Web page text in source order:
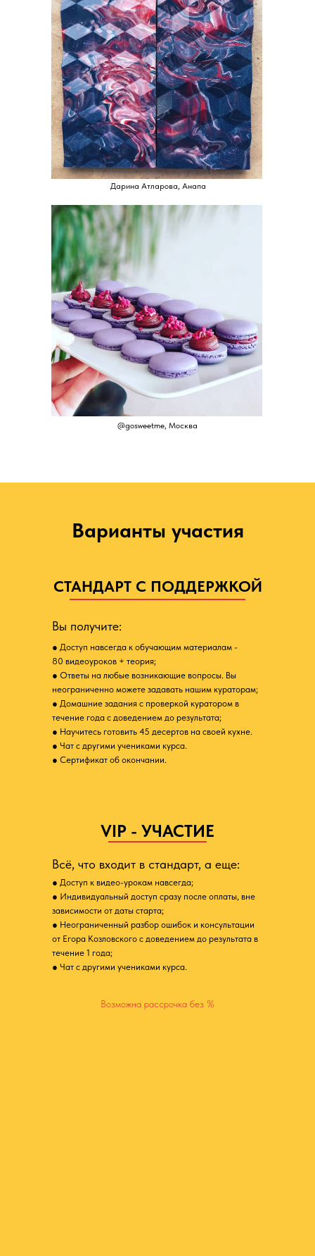
@gosweetme, Москва
Дарина Атларова, Анапа
Варианты участия
СТАНДАРТ С ПОДДЕРЖКОЙ
Вы получите:
● Доступ навсегда к обучающим материалам -
80 видеоуроков + теория;
● Ответы на любые возникающие вопросы. Вы
неограниченно можете задавать нашим кураторам;
● Домашние задания с проверкой куратором в
течение года с доведением до результата;
● Научитесь готовить 45 десертов на своей кухне.
● Чат с другими учениками курса.
● Сертификат об окончании.
VIP - УЧАСТИЕ
Всё, что входит в стандарт, а еще:
● Доступ к видео-урокам навсегда;
● Индивидуальный доступ сразу после оплаты, вне
зависимости от даты старта;
● Неограниченный разбор ошибок и консультации
от Егора Козловского с доведением до результата в
течение 1 года;
● Чат с другими учениками курса.
Возможна рассрочка без %